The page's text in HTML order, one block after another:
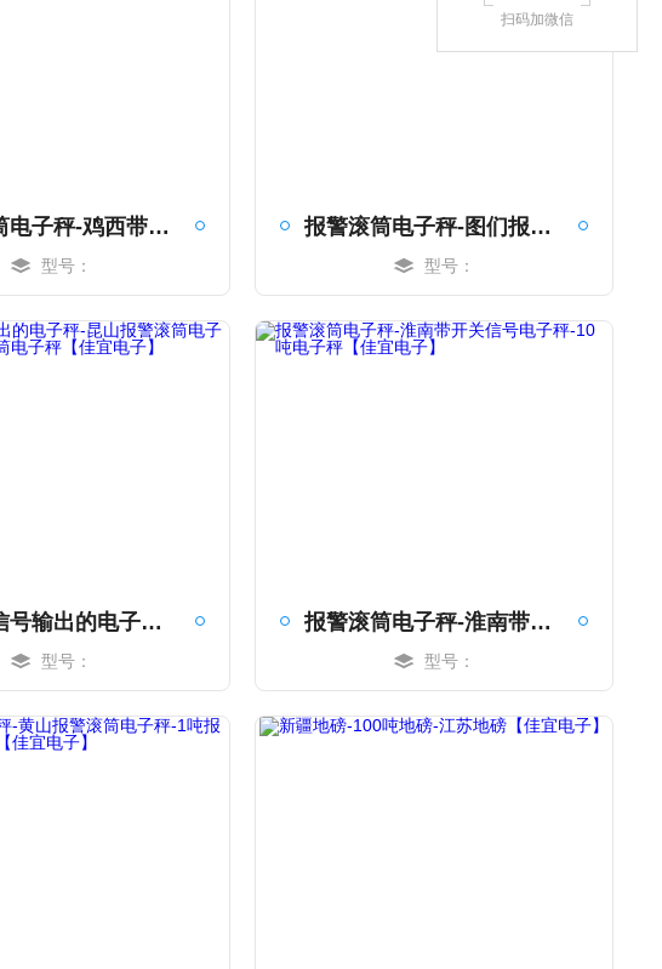
报警滚筒电子秤-鸡西带开关信号电子秤-10吨电子秤【佳宜电子】
型号：
报警滚筒电子秤-图们报警滚筒电子秤-1吨电子秤【佳宜电子】
型号：
带开关信号输出的电子秤-昆山报警滚筒电子秤-1吨报警滚筒电子秤【佳宜电子】
型号：
报警滚筒电子秤-淮南带开关信号电子秤-10吨电子秤【佳宜电子】
型号：
扫码加微信